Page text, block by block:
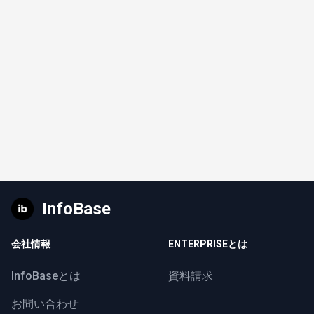
InfoBase
会社情報
InfoBaseとは
お問い合わせ
ENTERPRISEとは
資料請求